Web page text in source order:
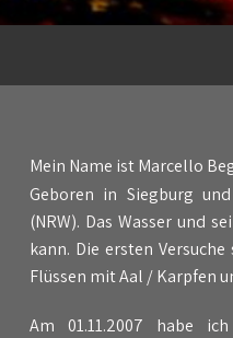
Mein Name ist Marcello
Geboren in Siegburg
(NRW). Das Wasser und
kann. Die ersten
Flüssen mit Aal / Karpfen
Am 01.11.2007 habe